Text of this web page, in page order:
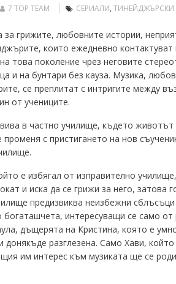
7 TOP TEAM СЕРИАЛИ, ТИНЕЙДЖЪРСКИ
за грижите, любовните истории,
които ежедневно
това поколение чрез неговите
и на бунтари без кауза. Музика,
се преплитат с интригите между
от учениците.
в частно училище, където животът
променя с пристигането на нов
е избягал от изправително
и иска да се грижи за него, затова
предизвиква неизбежни
богаташчета, интересуващи се само
дъщерята на Кристина, която е
разглезена. Само Хави, който
им интерес към музиката ще се роди